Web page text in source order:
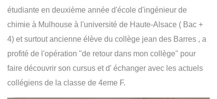
étudiante en deuxième année d'école d'ingénieur de
chimie à Mulhouse à l'université de Haute-Alsace ( Bac +
4) et surtout ancienne élève du collège jean des Barres , a
profité de l'opération "de retour dans mon collège" pour
faire découvrir son cursus et d' échanger avec les actuels
collégiens de la classe de 4eme F.